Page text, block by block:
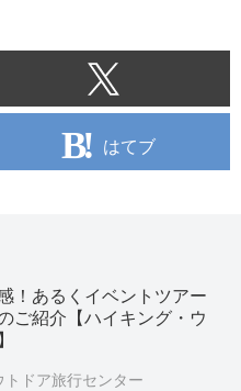
はてブ
！あるくイベントツアー
ご紹介【ハイキング・ウ
トドア旅行センター